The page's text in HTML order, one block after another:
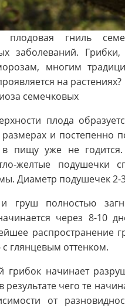
плодовая гниль
заболеваний.
многим
на растениях?
семечковых
плода
размерах и постепенно
в пищу уже не
желтые подушечки
Диаметр подушечек
груш полностью
через 8-10
распространение
глянцевым оттенком.
грибок начинает
результате чего те
от